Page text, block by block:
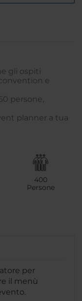
gli ospiti
e
persone,
planner a tua
400
Persone
per
il menù